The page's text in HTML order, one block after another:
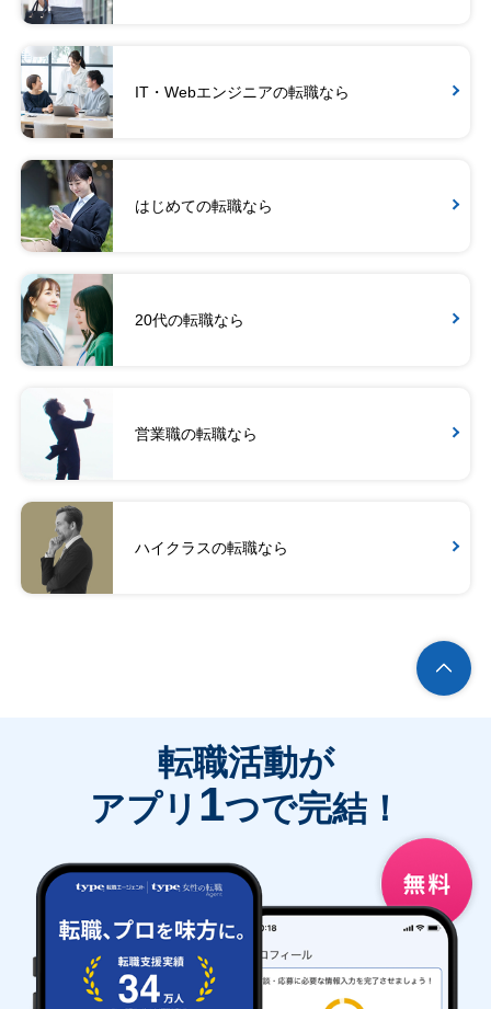
IT・Webエンジニアの転職なら
はじめての転職なら
20代の転職なら
営業職の転職なら
ハイクラスの転職なら
転職活動が
アプリ 1つで完結！